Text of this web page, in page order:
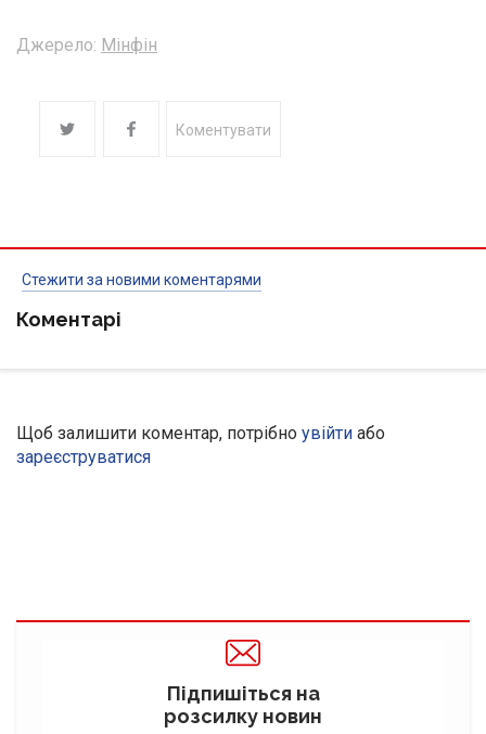
Джерело: Мінфін
Коментувати
Стежити за новими коментарями
Коментарі
Щоб залишити коментар, потрібно увійти або
зареєструватися
Підпишіться на
розсилку новин